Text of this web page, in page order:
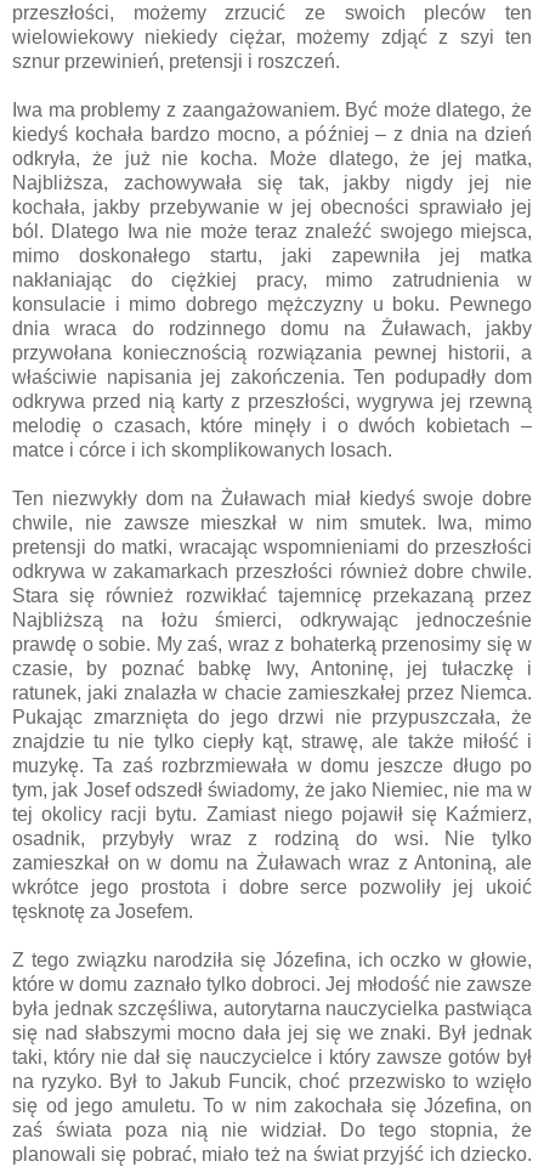
przeszłości, możemy zrzucić ze swoich pleców ten
wielowiekowy niekiedy ciężar, możemy zdjąć z szyi ten
sznur przewinień, pretensji i roszczeń.
Iwa ma problemy z zaangażowaniem. Być może dlatego, że
kiedyś kochała bardzo mocno, a później – z dnia na dzień
odkryła, że już nie kocha. Może dlatego, że jej matka,
Najbliższa, zachowywała się tak, jakby nigdy jej nie
kochała, jakby przebywanie w jej obecności sprawiało jej
ból. Dlatego Iwa nie może teraz znaleźć swojego miejsca,
mimo doskonałego startu, jaki zapewniła jej matka
nakłaniając do ciężkiej pracy, mimo zatrudnienia w
konsulacie i mimo dobrego mężczyzny u boku. Pewnego
dnia wraca do rodzinnego domu na Żuławach, jakby
przywołana koniecznością rozwiązania pewnej historii, a
właściwie napisania jej zakończenia. Ten podupadły dom
odkrywa przed nią karty z przeszłości, wygrywa jej rzewną
melodię o czasach, które minęły i o dwóch kobietach –
matce i córce i ich skomplikowanych losach.
Ten niezwykły dom na Żuławach miał kiedyś swoje dobre
chwile, nie zawsze mieszkał w nim smutek. Iwa, mimo
pretensji do matki, wracając wspomnieniami do przeszłości
odkrywa w zakamarkach przeszłości również dobre chwile.
Stara się również rozwikłać tajemnicę przekazaną przez
Najbliższą na łożu śmierci, odkrywając jednocześnie
prawdę o sobie. My zaś, wraz z bohaterką przenosimy się w
czasie, by poznać babkę Iwy, Antoninę, jej tułaczkę i
ratunek, jaki znalazła w chacie zamieszkałej przez Niemca.
Pukając zmarznięta do jego drzwi nie przypuszczała, że
znajdzie tu nie tylko ciepły kąt, strawę, ale także miłość i
muzykę. Ta zaś rozbrzmiewała w domu jeszcze długo po
tym, jak Josef odszedł świadomy, że jako Niemiec, nie ma w
tej okolicy racji bytu. Zamiast niego pojawił się Kaźmierz,
osadnik, przybyły wraz z rodziną do wsi. Nie tylko
zamieszkał on w domu na Żuławach wraz z Antoniną, ale
wkrótce jego prostota i dobre serce pozwoliły jej ukoić
tęsknotę za Josefem.
Z tego związku narodziła się Józefina, ich oczko w głowie,
które w domu zaznało tylko dobroci. Jej młodość nie zawsze
była jednak szczęśliwa, autorytarna nauczycielka pastwiąca
się nad słabszymi mocno dała jej się we znaki. Był jednak
taki, który nie dał się nauczycielce i który zawsze gotów był
na ryzyko. Był to Jakub Funcik, choć przezwisko to wzięło
się od jego amuletu. To w nim zakochała się Józefina, on
zaś świata poza nią nie widział. Do tego stopnia, że
planowali się pobrać, miało też na świat przyjść ich dziecko.